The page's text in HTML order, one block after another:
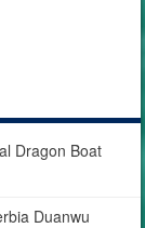
Dragon Boat
Duanwu